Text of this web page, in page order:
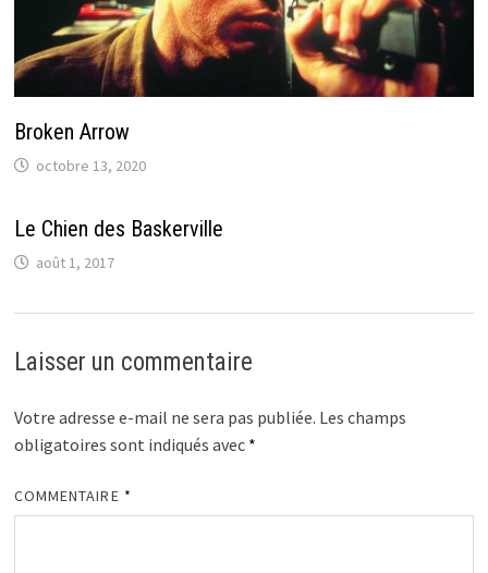
Broken Arrow
octobre 13, 2020
Le Chien des Baskerville
août 1, 2017
Laisser un commentaire
Votre adresse e-mail ne sera pas publiée. Les champs
obligatoires sont indiqués avec *
COMMENTAIRE *